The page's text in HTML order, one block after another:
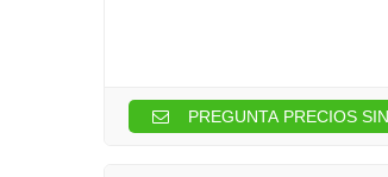
PREGUNTA PRECIOS